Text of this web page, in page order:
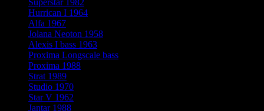
Superstar 1982
Hurrican I 1964
Alfa 1967
Jolana Neoton 1958
Alexis I bass 1963
Proxima Longscale bass
Proxima 1988
Strat 1989
Studio 1970
Star V 1962
Jantar 1988